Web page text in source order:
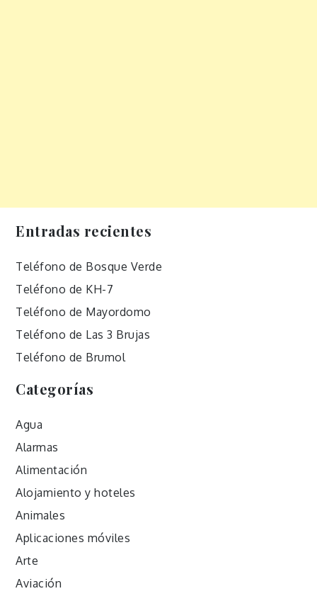
Entradas recientes
Teléfono de Bosque Verde
Teléfono de KH-7
Teléfono de Mayordomo
Teléfono de Las 3 Brujas
Teléfono de Brumol
Categorías
Agua
Alarmas
Alimentación
Alojamiento y hoteles
Animales
Aplicaciones móviles
Arte
Aviación